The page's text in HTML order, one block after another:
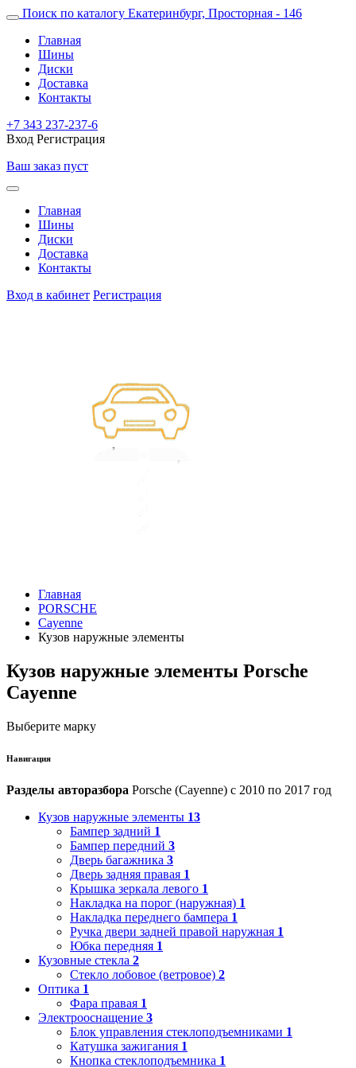
Поиск по каталогу Екатеринбург, Просторная - 146
Главная
Шины
Диски
Доставка
Контакты
+7 343 237-237-6
Вход Регистрация
Ваш заказ пуст
Главная
Шины
Диски
Доставка
Контакты
Вход в кабинет Регистрация
Главная
PORSCHE
Cayenne
Кузов наружные элементы
Кузов наружные элементы Porsche
Cayenne
Выберите марку
Навигация
Разделы авторазбора Porsche (Cayenne) с 2010 по 2017 год
Кузов наружные элементы 13
Бампер задний 1
Бампер передний 3
Дверь багажника 3
Дверь задняя правая 1
Крышка зеркала левого 1
Накладка на порог (наружная) 1
Накладка переднего бампера 1
Ручка двери задней правой наружная 1
Юбка передняя 1
Кузовные стекла 2
Стекло лобовое (ветровое) 2
Оптика 1
Фара правая 1
Электрооснащение 3
Блок управления стеклоподъемниками 1
Катушка зажигания 1
Кнопка стеклоподъемника 1